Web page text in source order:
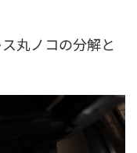
丸ノコの分解と